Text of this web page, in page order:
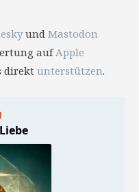
und Mastodon
aufApple
direkt unterstützen.